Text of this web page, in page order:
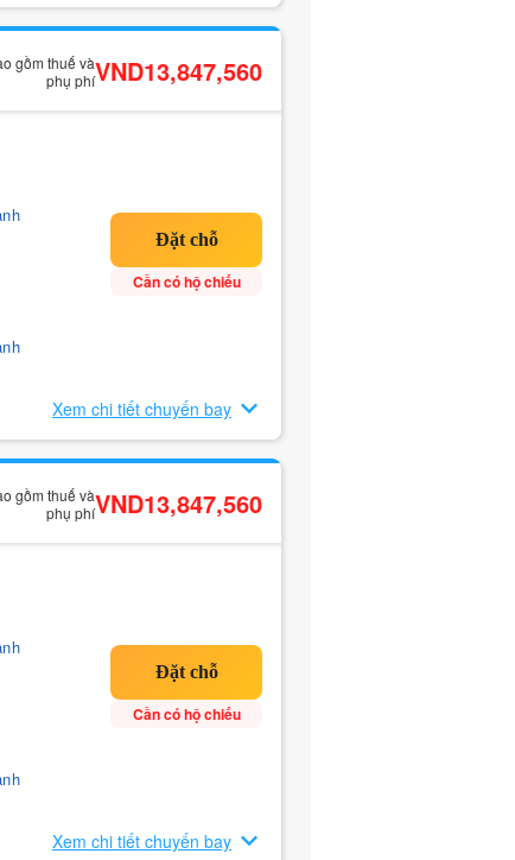
gồm thuế và
phụ phíVND13,847,560
Cần có hộ chiếu
Xem chi tiết chuyến bay
gồm thuế và
phụ phíVND13,847,560
Cần có hộ chiếu
Xem chi tiết chuyến bay